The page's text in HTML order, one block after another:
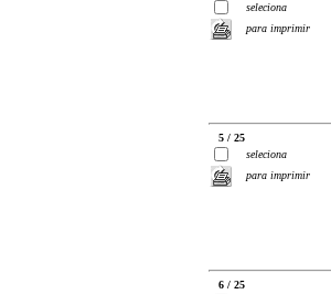
seleciona
para imprimir
5 / 25
seleciona
para imprimir
6 / 25